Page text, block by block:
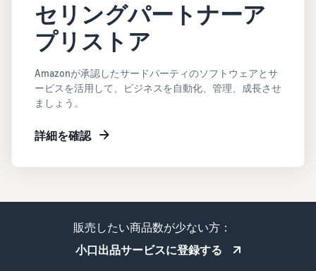
セリングパートナーア
プリストア
Amazonが承認したサードパーティのソフトウェアとサ
ービスを活用して、ビジネスを自動化、管理、成長させ
ましょう。
詳細を確認
販売したい商品数が少ない方：
小口出品サービスに登録する